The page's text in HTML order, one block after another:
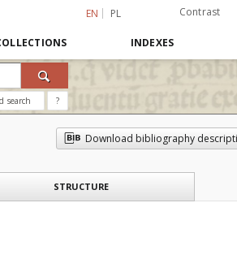
EN PL Contrast
INDEXES
search ?
Download bibliography
STRUCTURE